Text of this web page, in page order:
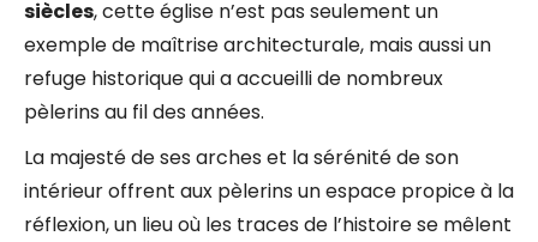
siècles, cette église n’est pas seulement un
exemple de maîtrise architecturale, mais aussi un
refuge historique qui a accueilli de nombreux
pèlerins au fil des années.
La majesté de ses arches et la sérénité de son
intérieur offrent aux pèlerins un espace propice à la
réflexion, un lieu où les traces de l’histoire se mêlent